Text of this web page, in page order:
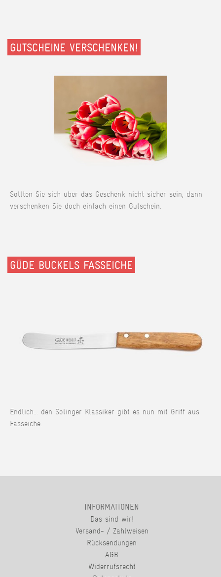
GUTSCHEINE VERSCHENKEN!
Sollten Sie sich über das Geschenk nicht sicher sein, dann
verschenken Sie doch einfach einen Gutschein.
GÜDE BUCKELS FASSEICHE
Endlich... den Solinger Klassiker gibt es nun mit Griff aus
Fasseiche.
INFORMATIONEN
Das sind wir!
Versand- / Zahlweisen
Rücksendungen
AGB
Widerrufsrecht